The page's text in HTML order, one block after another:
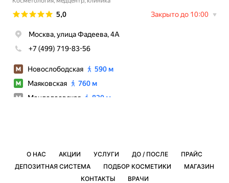
О НАС АКЦИИ УСЛУГИ ДО / ПОСЛЕ
ПРАЙС
ДЕПОЗИТНАЯ СИСТЕМА
ПОДБОР КОСМЕТИКИ
МАГАЗИН
КОНТАКТЫ
ВРАЧИ